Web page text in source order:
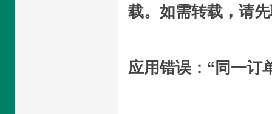
载。如需转载，请
应用错误：“同一订